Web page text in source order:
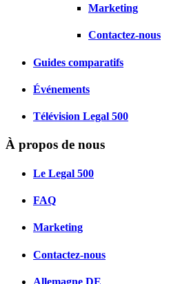
Marketing
Contactez-nous
Guides comparatifs
Événements
Télévision Legal 500
À propos de nous
Le Legal 500
FAQ
Marketing
Contactez-nous
Allemagne DE